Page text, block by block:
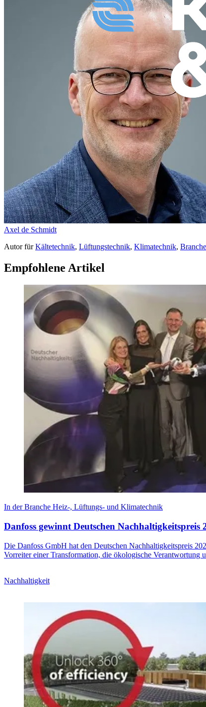
Axel de Schmidt
AutorfürKältetechnik, Lüftungstechnik, Klimatechnik,
Empfohlene Artikel
In der Branche Heiz-, Lüftungs- und Klimatechnik
Danfoss gewinnt Deutschen Nachhaltigkeitspreis
Die Danfoss GmbH hat den Deutschen Nachhaltigkeitspreis
Vorreiter einer Transformation, die ökologische Verantwortung
Nachhaltigkeit